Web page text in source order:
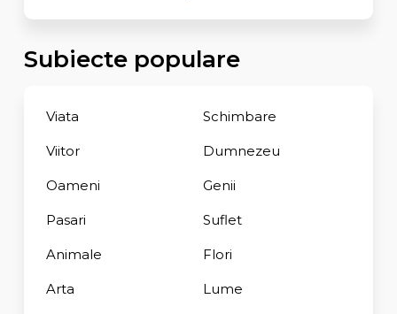
Subiecte populare
Viata Schimbare
Viitor Dumnezeu
Oameni Genii
Pasari Suflet
Animale Flori
Arta Lume